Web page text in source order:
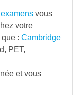
vous
votre
: Cambridge
PET,
et vous